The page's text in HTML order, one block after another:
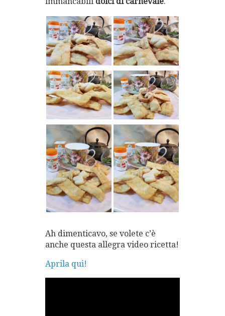
Ah dimenticavo, se volete c’è
anche questa allegra video ricetta!
Aprila qui!